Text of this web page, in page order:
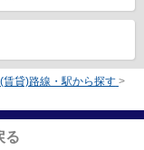
(賃貸)路線・駅から探す >
る